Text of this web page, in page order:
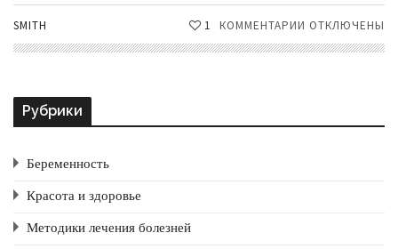
SMITH КОММЕНТАРИИ К
ЗАПИСИ
ОТКЛЮЧЕНЫ
1
Рубрики
Беременность
Красота и здоровье
Методики лечения болезней